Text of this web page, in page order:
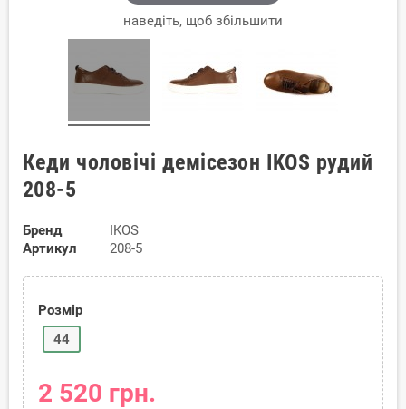
наведіть, щоб збільшити
Кеди чоловічі демісезон IKOS рудий
208-5
Бренд
IKOS
Артикул
208-5
Розмір
44
2 520 грн.